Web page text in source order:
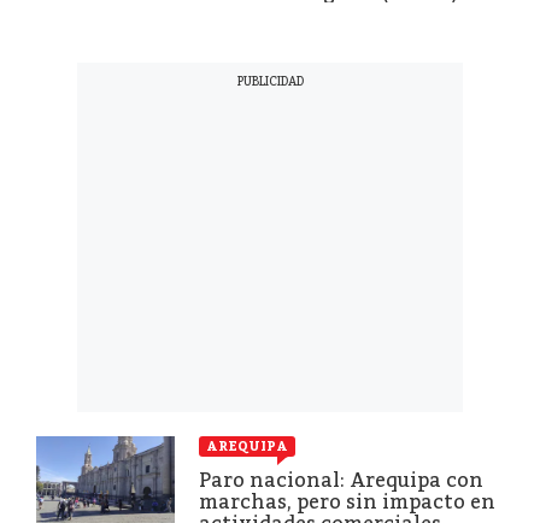
AREQUIPA
Paro nacional: Arequipa con
marchas, pero sin impacto en